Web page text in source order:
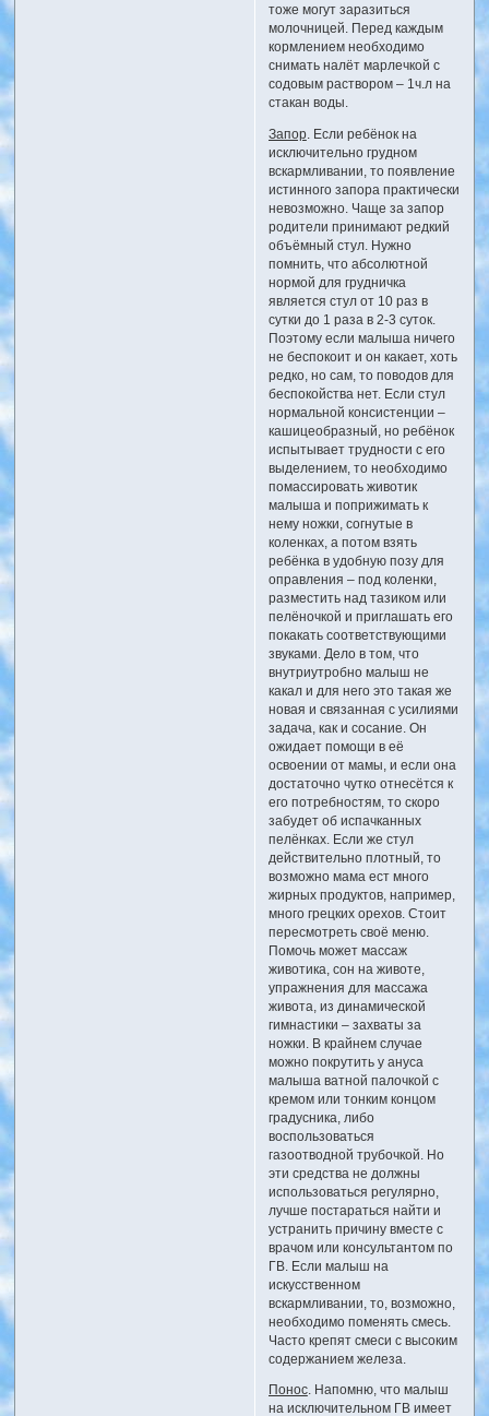
тоже могут заразиться
молочницей. Перед каждым
кормлением необходимо
снимать налёт марлечкой с
содовым раствором – 1ч.л на
стакан воды.
Запор. Если ребёнок на
исключительно грудном
вскармливании, то появление
истинного запора практически
невозможно. Чаще за запор
родители принимают редкий
объёмный стул. Нужно
помнить, что абсолютной
нормой для грудничка
является стул от 10 раз в
сутки до 1 раза в 2-3 суток.
Поэтому если малыша ничего
не беспокоит и он какает, хоть
редко, но сам, то поводов для
беспокойства нет. Если стул
нормальной консистенции –
кашицеобразный, но ребёнок
испытывает трудности с его
выделением, то необходимо
помассировать животик
малыша и поприжимать к
нему ножки, согнутые в
коленках, а потом взять
ребёнка в удобную позу для
оправления – под коленки,
разместить над тазиком или
пелёночкой и приглашать его
покакать соответствующими
звуками. Дело в том, что
внутриутробно малыш не
какал и для него это такая же
новая и связанная с усилиями
задача, как и сосание. Он
ожидает помощи в её
освоении от мамы, и если она
достаточно чутко отнесётся к
его потребностям, то скоро
забудет об испачканных
пелёнках. Если же стул
действительно плотный, то
возможно мама ест много
жирных продуктов, например,
много грецких орехов. Стоит
пересмотреть своё меню.
Помочь может массаж
животика, сон на животе,
упражнения для массажа
живота, из динамической
гимнастики – захваты за
ножки. В крайнем случае
можно покрутить у ануса
малыша ватной палочкой с
кремом или тонким концом
градусника, либо
воспользоваться
газоотводной трубочкой. Но
эти средства не должны
использоваться регулярно,
лучше постараться найти и
устранить причину вместе с
врачом или консультантом по
ГВ. Если малыш на
искусственном
вскармливании, то, возможно,
необходимо поменять смесь.
Часто крепят смеси с высоким
содержанием железа.
Понос. Напомню, что малыш
на исключительном ГВ имеет